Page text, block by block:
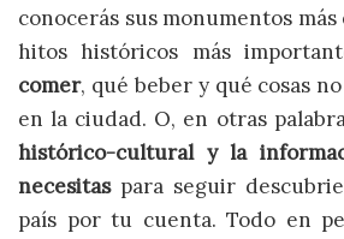
conocerás sus monumentos
hitos históricos más
comer, qué beber y qué cosas
en la ciudad. O, en otras
histórico-cultural y la
necesitaspara seguir
país por tu cuenta. Todo en